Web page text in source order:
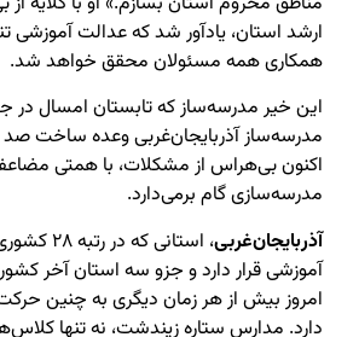
ارشد استان، یادآور شد که عدالت آموزشی
همکاری همه مسئولان محقق خواهد شد.
این خیر مدرسه‌ساز که تابستان امسال در
مدرسه‌ساز آذربایجان‌غربی وعده ساخت صد
اکنون بی‌هراس از مشکلات، با همتی
مدرسه‌سازی گام برمی‌دارد.
آذربایجان‌غربی
، استانی که
آموزشی قرار دارد و جزو سه استان آخر
امروز بیش از هر زمان دیگری به چنین
دارد. مدارس ستاره زیندشت، نه تنها